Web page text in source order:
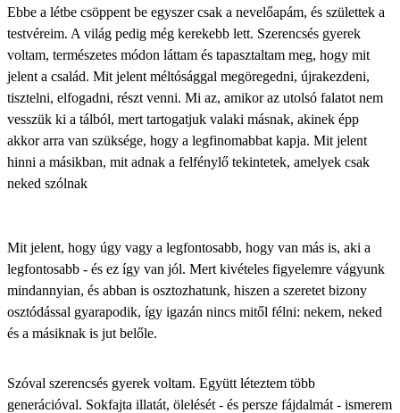
Ebbe a létbe csöppent be egyszer csak a nevelőapám, és születtek a
testvéreim. A világ pedig még kerekebb lett. Szerencsés gyerek
voltam, természetes módon láttam és tapasztaltam meg, hogy mit
jelent a család. Mit jelent méltósággal megöregedni, újrakezdeni,
tisztelni, elfogadni, részt venni. Mi az, amikor az utolsó falatot nem
vesszük ki a tálból, mert tartogatjuk valaki másnak, akinek épp
akkor arra van szüksége, hogy a legfinomabbat kapja. Mit jelent
hinni a másikban, mit adnak a felfénylő tekintetek, amelyek csak
neked szólnak
Mit jelent, hogy úgy vagy a legfontosabb, hogy van más is, aki a
legfontosabb - és ez így van jól. Mert kivételes figyelemre vágyunk
mindannyian, és abban is osztozhatunk, hiszen a szeretet bizony
osztódással gyarapodik, így igazán nincs mitől félni: nekem, neked
és a másiknak is jut belőle.
Szóval szerencsés gyerek voltam. Együtt léteztem több
generációval. Sokfajta illatát, ölelését - és persze fájdalmát - ismerem